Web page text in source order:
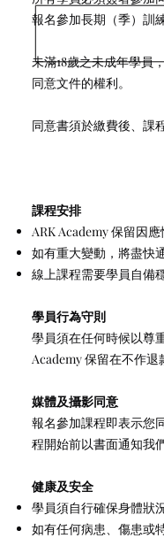
報名參加長期（季）訓
未滿18歲之未成年學員
同意文件的權利。
同意書須於繳費後、課
課程安排
ARK Academy 保留因
如有重大變動，將盡快
線上課程需要學員自備
學員行為守則
學員須在任何時候以尊
Academy 保留在不作
媒體及攝影同意
報名參加課程即表示您
程開始前以書面通知我們
健康及安全
學員須自行確保身體狀
如有任何病患、傷患或